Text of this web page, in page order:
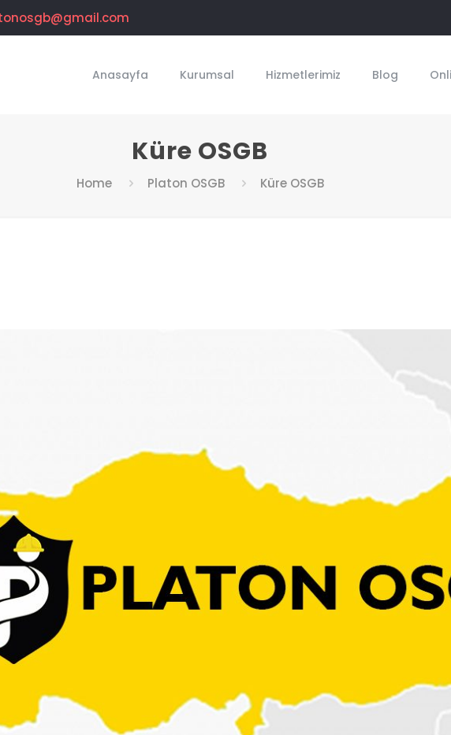
Anasayfa Kurumsal Hizmetlerimiz Blog
Küre OSGB
Home Platon OSGB Küre OSGB